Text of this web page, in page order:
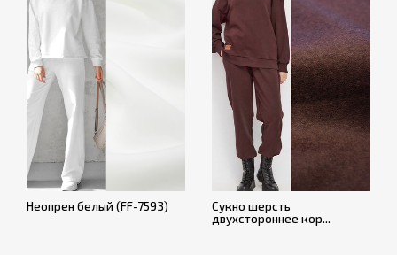
Неопрен белый (FF-7593)
Сукно шерсть
двухстороннее кор...